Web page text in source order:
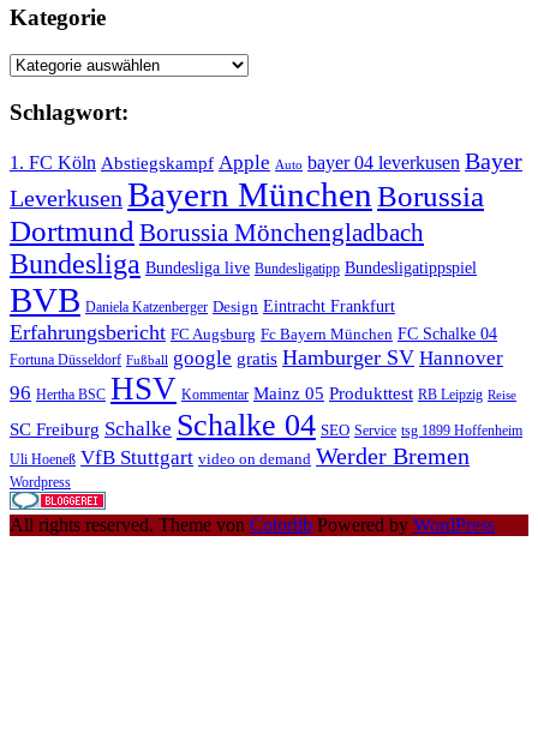
Kategorie
Kategorie
Schlagwort:
1. FC Köln Abstiegskampf Apple Auto bayer 04 leverkusen Bayer
Leverkusen Bayern München Borussia
Dortmund Borussia Mönchengladbach
Bundesliga Bundesliga live Bundesligatipp Bundesligatippspiel
BVB Daniela Katzenberger Design Eintracht Frankfurt
Erfahrungsbericht FC Augsburg Fc Bayern München FC Schalke 04
Fortuna Düsseldorf Fußball google gratis Hamburger SV Hannover
96 Hertha BSC HSV Kommentar Mainz 05 Produkttest RB Leipzig Reise
SC Freiburg Schalke Schalke 04 SEO Service tsg 1899 Hoffenheim
Uli Hoeneß VfB Stuttgart video on demand Werder Bremen
Wordpress
All rights reserved. Theme von Colorlib Powered by WordPress